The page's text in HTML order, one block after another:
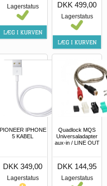
Lagerstatus DKK 499,00
Lagerstatus
PIONEER IPHONE
5 KABEL
DKK 349,00
Lagerstatus
Quadlock MQS
Universaladapter
aux-in / LINE OUT
DKK 144,95
Lagerstatus